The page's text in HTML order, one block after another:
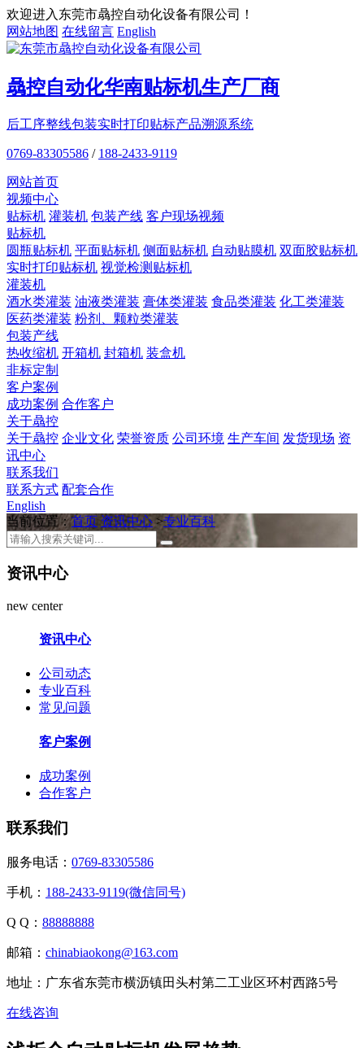
欢迎进入东莞市骉控自动化设备有限公司！
网站地图 在线留言 English
骉控自动化华南贴标机生产厂商
后工序整线包装实时打印贴标产品溯源系统
0769-83305586 / 188-2433-9119
网站首页
视频中心
贴标机 灌装机 包装产线 客户现场视频
贴标机
圆瓶贴标机 平面贴标机 侧面贴标机 自动贴膜机 双面胶贴标机
实时打印贴标机 视觉检测贴标机
灌装机
酒水类灌装 油液类灌装 膏体类灌装 食品类灌装 化工类灌装
医药类灌装 粉剂、颗粒类灌装
包装产线
热收缩机 开箱机 封箱机 装盒机
非标定制
客户案例
成功案例 合作客户
关于骉控
关于骉控 企业文化 荣誉资质 公司环境 生产车间 发货现场 资
讯中心
联系我们
联系方式 配套合作
English
当前位置：首页 资讯中心 >专业百科
资讯中心
new center
资讯中心
公司动态
专业百科
常见问题
客户案例
成功案例
合作客户
联系我们
服务电话： 0769-83305586
手机： 188-2433-9119(微信同号)
Q Q： 88888888
邮箱： chinabiaokong@163.com
地址：广东省东莞市横沥镇田头村第二工业区环村西路5号
在线咨询